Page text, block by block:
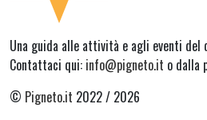
Una guida alle attività e agli eventi del
Contattaci qui: info@pigneto.it o dalla
© Pigneto.it 2022 / 2026